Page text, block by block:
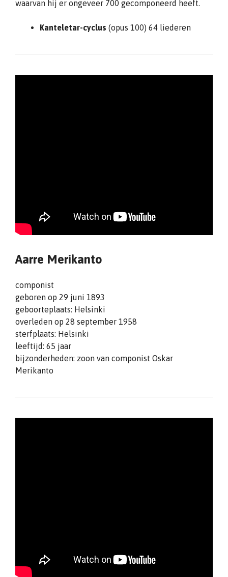
waarvan hij er ongeveer 700 gecomponeerd heeft.
Kanteletar-cyclus (opus 100) 64 liederen
Aarre Merikanto
componist
geboren op 29 juni 1893
geboorteplaats: Helsinki
overleden op 28 september 1958
sterfplaats: Helsinki
leeftijd: 65 jaar
bijzonderheden: zoon van componist Oskar
Merikanto